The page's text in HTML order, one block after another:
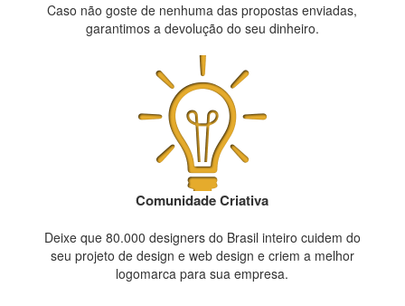
Caso não goste de nenhuma das propostas enviadas,
garantimos a devolução do seu dinheiro.
Comunidade Criativa
Deixe que 80.000 designers do Brasil inteiro cuidem do
seu projeto de design e web design e criem a melhor
logomarca para sua empresa.